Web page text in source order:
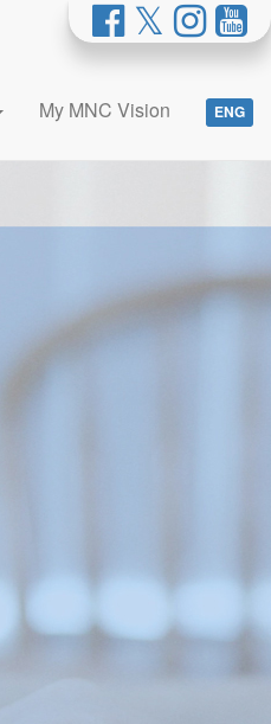
My MNC Vision ENG